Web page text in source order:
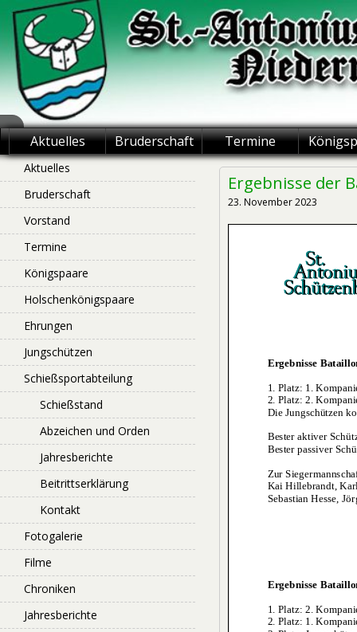
Skip
content
St.-Antonius
Schützenbruderschaft
Niederntudorf
Aktuelles Bruderschaft Termine
Ergebnisse der
23. November 2023
Aktuelles
Bruderschaft
Vorstand
Termine
Königspaare
Holschenkönigspaare
Ehrungen
Jungschützen
Schießsportabteilung
Schießstand
Abzeichen und Orden
Jahresberichte
Beitrittserklärung
Kontakt
Fotogalerie
Filme
Chroniken
Jahresberichte